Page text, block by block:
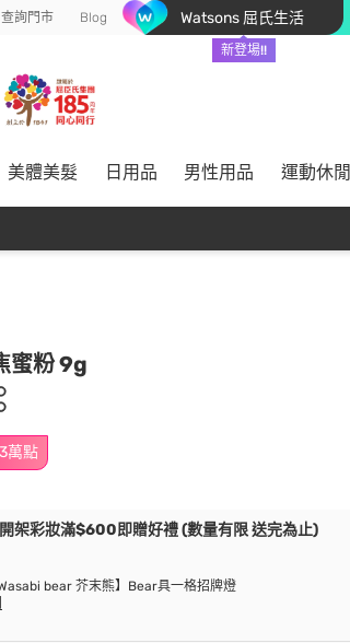
查詢門市 Blog Watsons 屈氏生活
新登場!!
美體美髮 日用品 男性用品 運動休閒
蜜粉 9g
萬點
架彩妝滿$600即贈好禮 (數量有限 送完為止)
bear 芥末熊】Bear具一格招牌燈